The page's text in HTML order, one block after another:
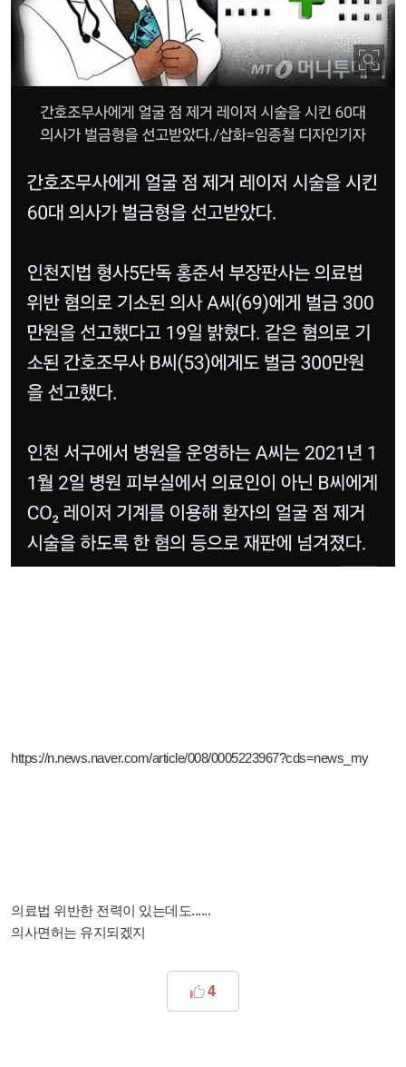
https://n.news.naver.com/article/008/0005223967?cds=news_my
의료법 위반한 전력이 있는데도......
의사면허는 유지되겠지
4